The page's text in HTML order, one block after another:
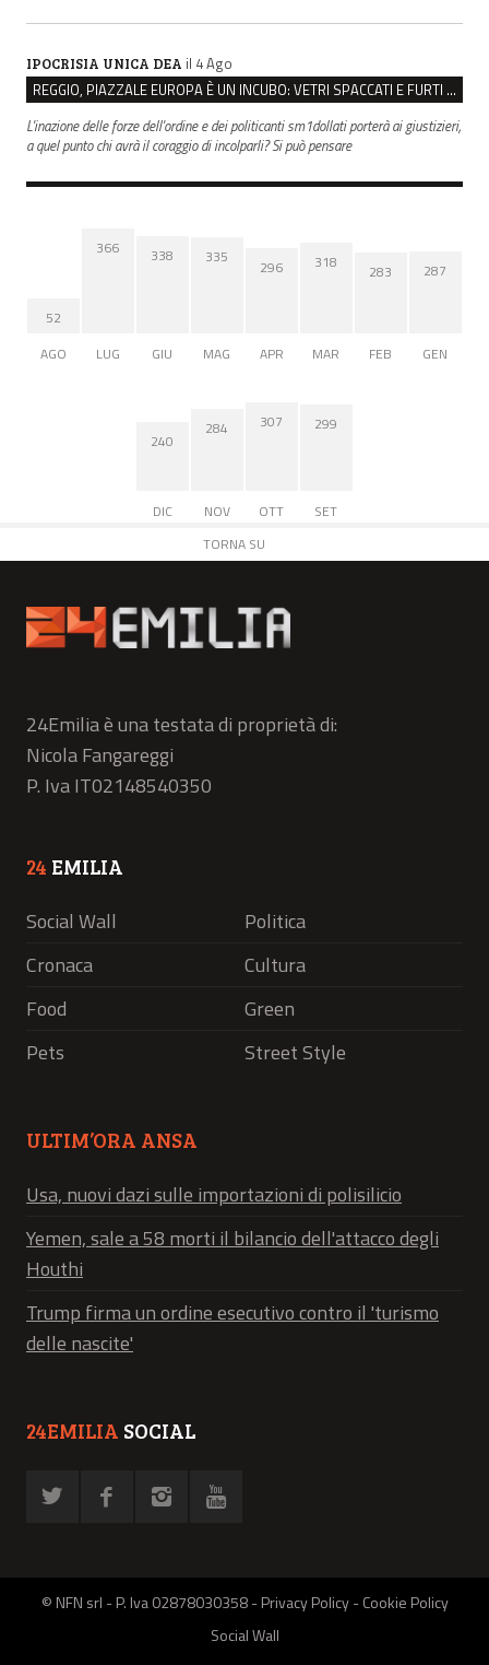
IPOCRISIA UNICA DEA il 4 Ago
REGGIO, PIAZZALE EUROPA È UN INCUBO: VETRI SPACCATI E FURTI SULLE AUTO IN SOSTA
L'inazione delle forze dell'ordine e dei politicanti sm1dollati porterà ai giustizieri,
a quel punto chi avrà il coraggio di incolparli? Si può pensare
52
AGO
366
LUG
338
GIU
335
MAG
296
APR
318
MAR
283
FEB
287
GEN
240
DIC
284
NOV
307
OTT
299
SET
TORNA SU
24Emilia è una testata di proprietà di:
Nicola Fangareggi
P. Iva IT02148540350
24 EMILIA
Social Wall
Politica
Cronaca
Cultura
Food
Green
Pets
Street Style
ULTIM’ORA ANSA
Usa, nuovi dazi sulle importazioni di polisilicio
Yemen, sale a 58 morti il bilancio dell'attacco degli
Houthi
Trump firma un ordine esecutivo contro il 'turismo
delle nascite'
24EMILIA SOCIAL
© NFN srl - P. Iva 02878030358 -Privacy Policy-Cookie Policy
Social Wall